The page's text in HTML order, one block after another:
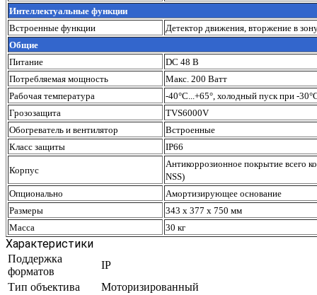
Интеллектуальные функции
Встроенные функции
Детектор движения, вторжение в
Общие
Питание
DC 48 В
Потребляемая мощность
Макс. 200 Ватт
Рабочая температура
-40°C...+65°, холодный пуск при -
Грозозащита
TVS6000V
Обогреватель и вентилятор
Встроенные
Класс защиты
IP66
Корпус
Антикоррозионное покрытие всего
NSS)
Опционально
Амортизирующее основание
Размеры
343 х 377 х 750 мм
Масса
30 кг
Характеристики
Поддержка
форматов
IP
Тип объектива
Моторизированный